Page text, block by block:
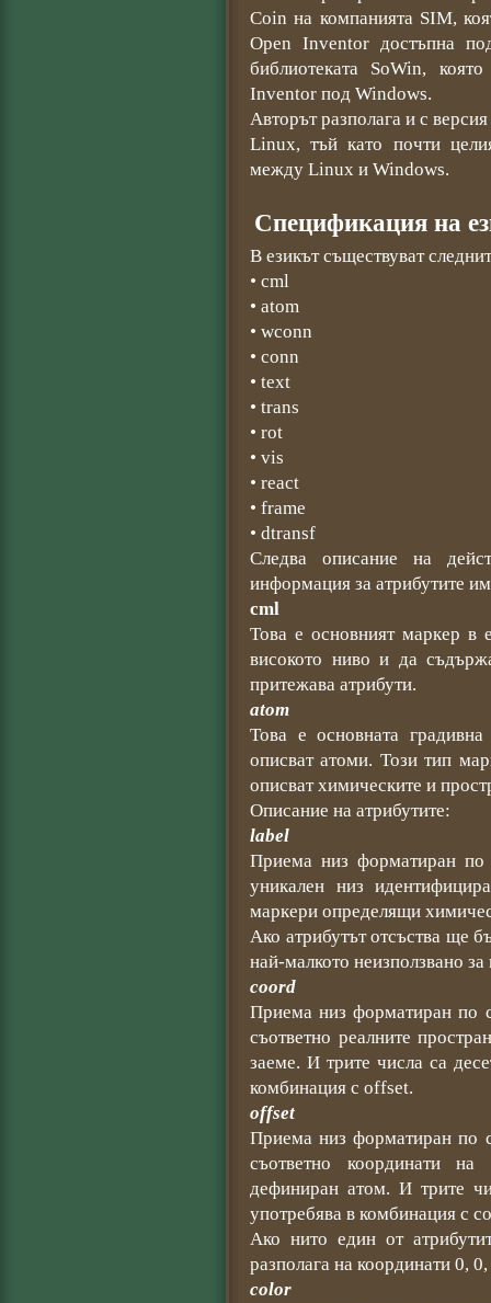
Coin на компанията SIM,
Open Inventor достъпна
библиотеката SoWin,
Inventor под Windows.
Авторът разполага и с
Linux, тъй като почти
между Linux и Windows.
Спецификация на
В езикът съществуват
• cml
• atom
• wconn
• conn
• text
• trans
• rot
• vis
• react
• frame
• dtransf
Следва описание на
информация за атрибутите
cml
Това е основният маркер в
високото ниво и да
притежава атрибути.
atom
Това е основната
описват атоми. Този тип
описват химическите и
Описание на атрибутите:
label
Приема низ форматиран
уникален низ
маркери определящи
Ако атрибутът отсъства ще
най-малкото неизползвано
coord
Приема низ форматиран по
съответно реалните
заеме. И трите числа са
комбинация с offset.
offset
Приема низ форматиран по
съответно координати
дефиниран атом. И трите
употребява в комбинация с
Ако нито един от
разполага на координати 0,
color